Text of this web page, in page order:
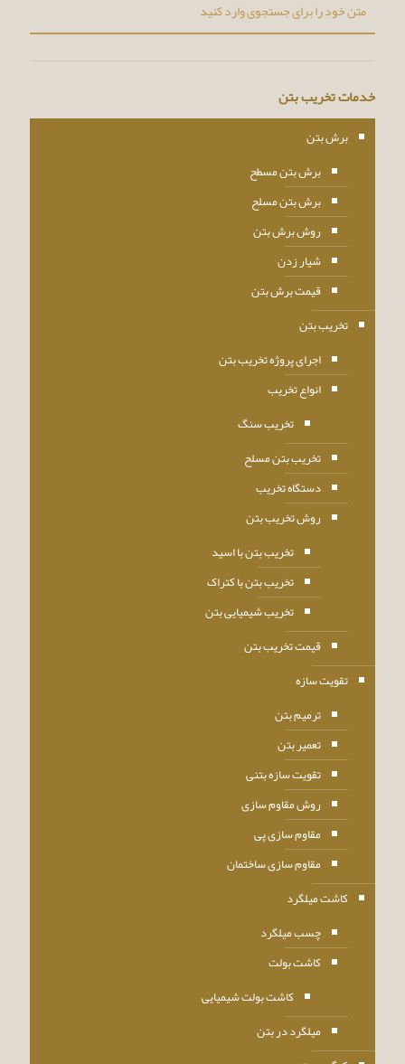
خدمات تخریب بتن
برش بتن
برش بتن مسطح
برش بتن مسلح
روش برش بتن
شیار زدن
قیمت برش بتن
تخریب بتن
اجرای پروژه تخریب بتن
انواع تخریب
تخریب سنگ
تخریب بتن مسلح
دستگاه تخریب
روش تخریب بتن
تخریب بتن با اسید
تخریب بتن با کتراک
تخریب شیمیایی بتن
قیمت تخریب بتن
تقویت سازه
ترمیم بتن
تعمیر بتن
تقویت سازه بتنی
روش مقاوم سازی
مقاوم سازی پی
مقاوم سازی ساختمان
کاشت میلگرد
چسب میلگرد
کاشت بولت
کاشت بولت شیمیایی
میلگرد در بتن